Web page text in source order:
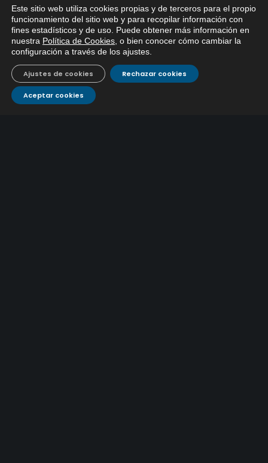
Caracterización ZA Córdoba Red Quemadas- 1ª Sem
2026
9 julio, 2026
Caracterización ZA Córdoba Red Carrera Caballo-1º
Sem 2026
9 julio, 2026
Caracterización ZA Medina Azahara-1º Sem 2026
Este sitio web utiliza cookies propias y de terceros para el propio
funcionamiento del sitio web y para recopilar información con
fines estadísticos y de uso. Puede obtener más información en
nuestra Política de Cookies , o bien conocer cómo cambiar la
configuración a través de los ajustes
Aceptar cookies
Rechazar cookies
Ajustes de cookies
Si tiene cualquier duda sobre
EMACSA, haga click abajo.